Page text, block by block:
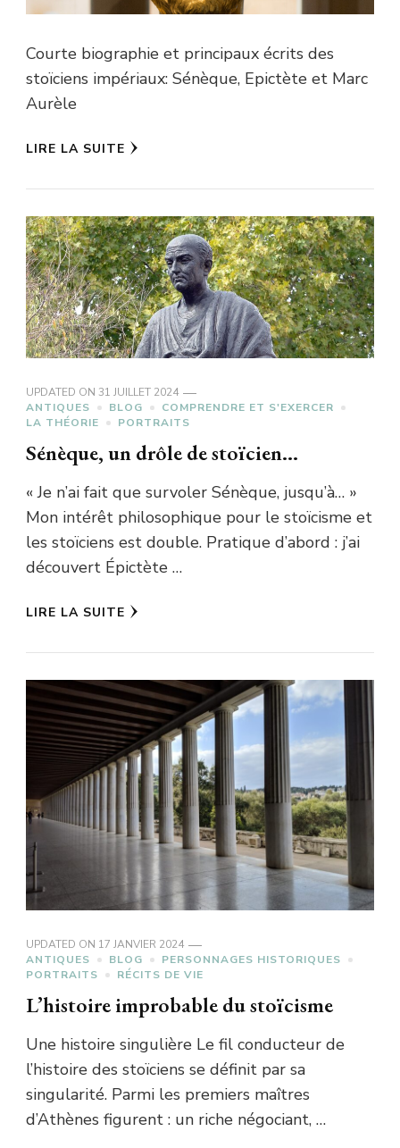
Courte biographie et principaux écrits des
stoïciens impériaux: Sénèque, Epictète et Marc
Aurèle
LIRE LA SUITE
UPDATED ON 31 JUILLET 2024
ANTIQUES
BLOG
COMPRENDRE ET S'EXERCER
LA THÉORIE
PORTRAITS
Sénèque, un drôle de stoïcien…
« Je n’ai fait que survoler Sénèque, jusqu’à… »
Mon intérêt philosophique pour le stoïcisme et
les stoïciens est double. Pratique d’abord : j’ai
découvert Épictète …
LIRE LA SUITE
UPDATED ON 17 JANVIER 2024
ANTIQUES
BLOG
PERSONNAGES HISTORIQUES
PORTRAITS
RÉCITS DE VIE
L’histoire improbable du stoïcisme
Une histoire singulière Le fil conducteur de
l’histoire des stoïciens se définit par sa
singularité. Parmi les premiers maîtres
d’Athènes figurent : un riche négociant, …